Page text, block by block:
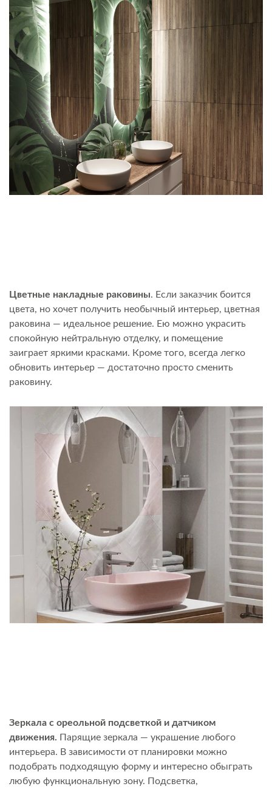
Цветные накладные раковины. Если заказчик боится
цвета, но хочет получить необычный интерьер, цветная
раковина — идеальное решение. Ею можно украсить
спокойную нейтральную отделку, и помещение
заиграет яркими красками. Кроме того, всегда легко
обновить интерьер — достаточно просто сменить
раковину.
Зеркала с ореольной подсветкой и датчиком
движения. Парящие зеркала — украшение любого
интерьера. В зависимости от планировки можно
подобрать подходящую форму и интересно обыграть
любую функциональную зону. Подсветка,